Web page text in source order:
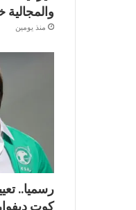
والمجالية
منذ يومين
رسميا..
كوت ديفوار